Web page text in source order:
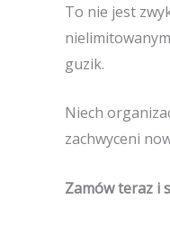
To nie jest
guzik.
Niech
zachwyceni
Zamów teraz i